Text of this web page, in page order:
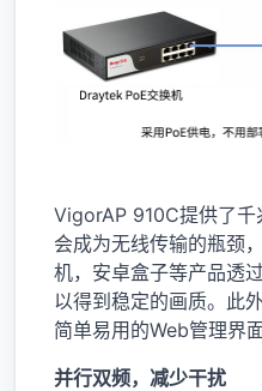
VigorAP 910C提供了
会成为无线传输的瓶颈
机，安卓盒子等产品透
以得到稳定的画质。此
简单易用的Web管理界
并行双频，减少干扰